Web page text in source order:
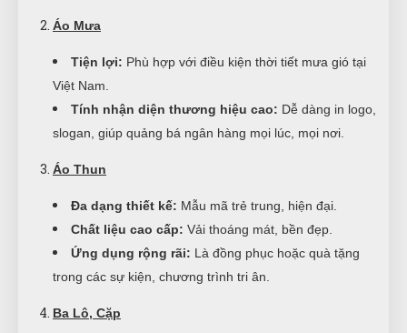
Áo Mưa
Tiện lợi: Phù hợp với điều kiện thời tiết mưa gió tại
Việt Nam.
Tính nhận diện thương hiệu cao: Dễ dàng in logo,
slogan, giúp quảng bá ngân hàng mọi lúc, mọi nơi.
Áo Thun
Đa dạng thiết kế: Mẫu mã trẻ trung, hiện đại.
Chất liệu cao cấp: Vải thoáng mát, bền đẹp.
Ứng dụng rộng rãi: Là đồng phục hoặc quà tặng
trong các sự kiện, chương trình tri ân.
Ba Lô, Cặp